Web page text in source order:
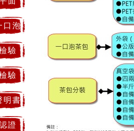
口泡
驗
驗
明書
證